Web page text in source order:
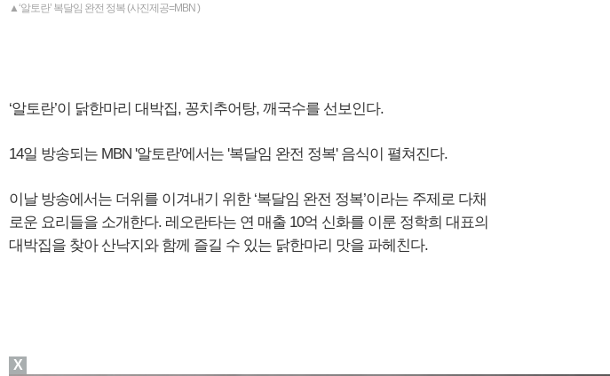
▲‘알토란’ 복달임 완전 정복 (사진제공=MBN )
‘알토란’이 닭한마리 대박집, 꽁치추어탕, 깨국수를 선보인다.
14일 방송되는 MBN '알토란'에서는 '복달임 완전 정복' 음식이 펼쳐진다.
이날 방송에서는 더위를 이겨내기 위한 ‘복달임 완전 정복’이라는 주제로 다채
로운 요리들을 소개한다. 레오란타는 연 매출 10억 신화를 이룬 정학희 대표의
대박집을 찾아 산낙지와 함께 즐길 수 있는 닭한마리 맛을 파헤친다.
X